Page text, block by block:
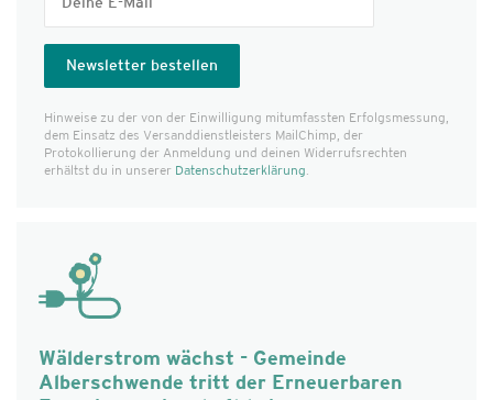
Hinweise zu der von der Einwilligung mitumfassten Erfolgs­messung,
dem Einsatz des Versanddienst­leisters MailChimp, der
Protokollierung der Anmeldung und deinen Widerrufsrechten
erhältst du in unserer Datenschutzerklärung.
Wälderstrom wächst - Gemeinde
Alberschwende tritt der Erneuerbaren